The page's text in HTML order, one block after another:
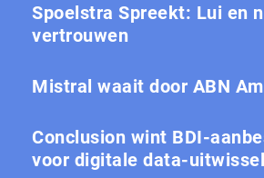
Spoelstra Spreekt: Lui en
vertrouwen
Mistral waait door ABN
Conclusion wint BDI-
voor digitale data-